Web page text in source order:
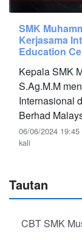
SMK
Kerjasama
Education
Kepala SMK
S.Ag.M.M
Internasional
Berhad
06/06/2024
kali
Tautan
CBT SMK